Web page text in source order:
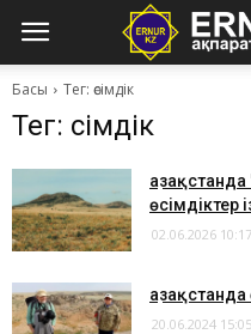
Басы Тег: өсімдік
Тег: өсімдік
Қазақстанда
өсімдіктер
02.06.2026 10:17
20.06.2024 15:05